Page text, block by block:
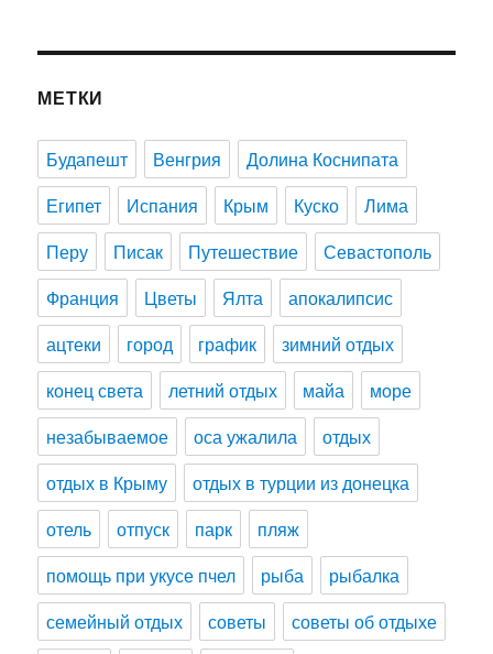
МЕТКИ
Будапешт Венгрия
Долина Коснипата
Египет
Испания Крым Куско
Лима
Перу
Писак Путешествие
Севастополь
Франция
Цветы Ялта
апокалипсис
ацтеки
город график
зимний отдых
конец света
летний отдых майа
море
незабываемое
оса ужалила
отдых
отдых в Крыму
отдых в турции из донецка
отель
отпуск парк
пляж
помощь при укусе пчел
рыба
рыбалка
семейный отдых
советы
советы об отдыхе